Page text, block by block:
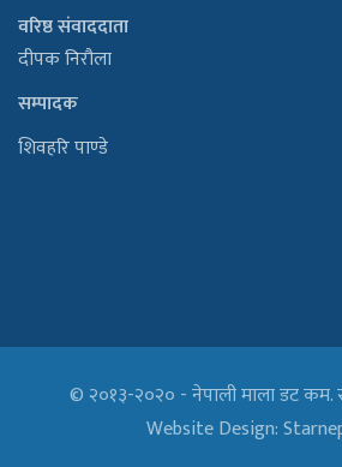
वरिष्ठ संवाददाता
दीपक निरौला
सम्पादक
शिवहरि पाण्डे
© २०१३-२०२० - नेपाली माला डट कम.
Website Design: